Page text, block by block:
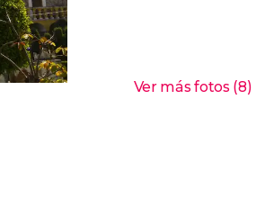
Ver más fotos (8)